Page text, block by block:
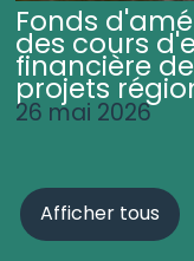
Fonds
des cours
financière
projets
26 mai 2026
Afficher tous